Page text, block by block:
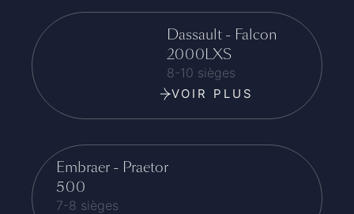
Dassault - Falcon
2000LXS
8-10 sièges
VOIR PLUS
Embraer - Praetor
500
7-8 sièges